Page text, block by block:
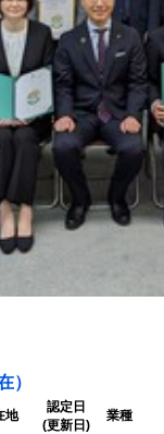
）
地
認定日
(更新日)
業種